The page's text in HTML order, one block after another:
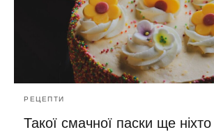
РЕЦЕПТИ
Такої смачної паски ще